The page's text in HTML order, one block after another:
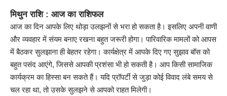
मिथुन राशि : आज का राशिफल
आज का दिन आपके लिए थोड़ा उलझनों से भरा हो सकता है। इसलिए अपनी वाणी
और व्यवहार में संयम बनाए रखना बहुत जरूरी होगा। पारिवारिक मामलों को आपस
में बैठकर सुलझाना ही बेहतर रहेगा। कार्यक्षेत्र में आपके दिए गए सुझाव बॉस को
बहुत पसंद आएंगे, जिससे आपकी प्रशंसा भी हो सकती है। आप किसी सामाजिक
कार्यक्रम का हिस्सा बन सकते हैं। यदि प्रॉपर्टी से जुड़ा कोई विवाद लंबे समय से
चल रहा था, तो उसके सुलझने से आपको राहत मिलेगी।